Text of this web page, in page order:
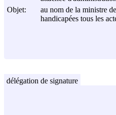
Objet:
au nom de la ministre
handicapées tous les
délégation de signature